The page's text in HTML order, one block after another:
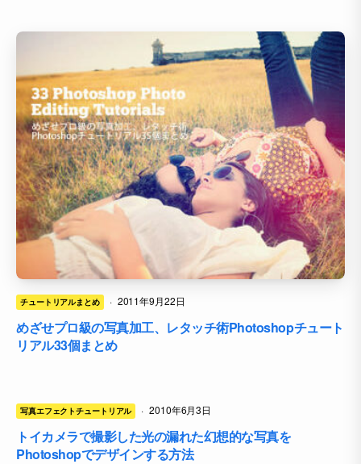
チュートリアルまとめ · 2011年9月22日
めざせプロ級の写真加工、レタッチ術Photoshopチュート
リアル33個まとめ
写真エフェクトチュートリアル · 2010年6月3日
トイカメラで撮影した光の漏れた幻想的な写真を
Photoshopでデザインする方法